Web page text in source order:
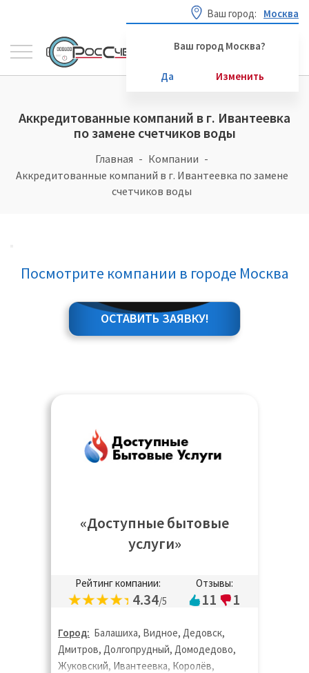
Ваш город: Москва
Ваш город Москва?
Да Изменить
Аккредитованные компаний в г. Ивантеевка
по замене счетчиков воды
Главная
Компании
Аккредитованные компаний в г. Ивантеевка по замене
счетчиков воды
Посмотрите компании в городе Москва
ОСТАВИТЬ ЗАЯВКУ!
«Доступные бытовые
услуги»
Рейтинг компании:
4.34/5
Отзывы:
11 1
Город: Балашиха, Видное, Дедовск,
Дмитров, Долгопрудный, Домодедово,
Жуковский, Ивантеевка, Королёв,